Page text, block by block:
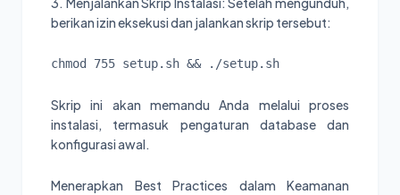
berikan izin eksekusi dan jalankan skrip tersebut:
chmod 755 setup.sh && ./setup.sh
Skrip ini akan memandu Anda melalui proses
instalasi, termasuk pengaturan database dan
konfigurasi awal.
Menerapkan Best Practices dalam Keamanan